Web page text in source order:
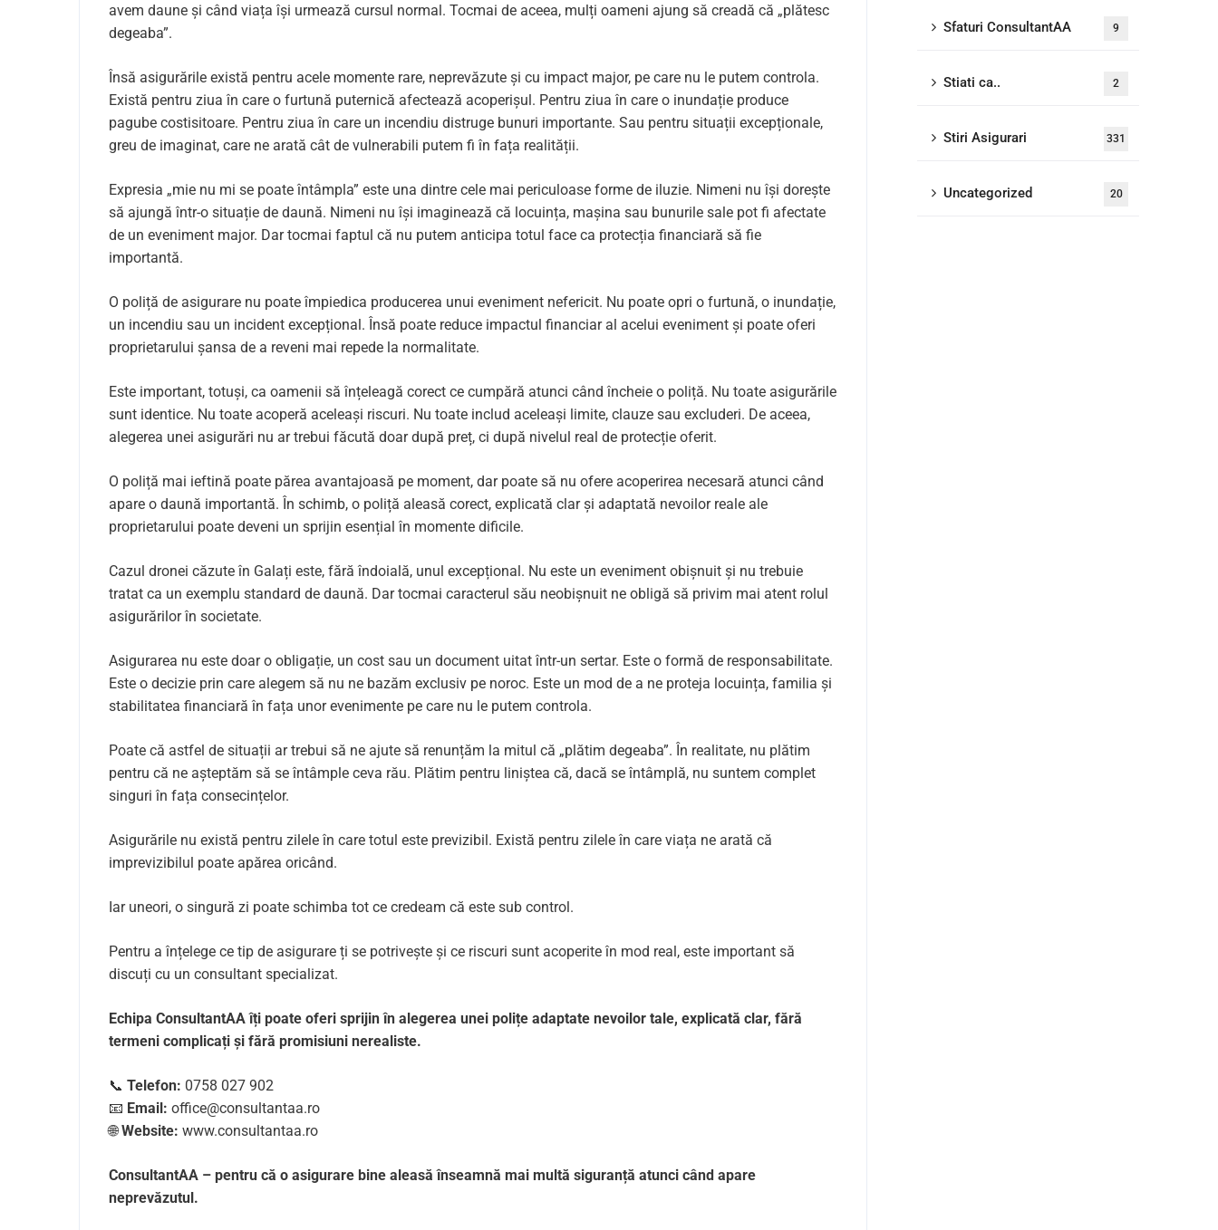
avem daune și când viața își urmează cursul normal. Tocmai de aceea, mulți oameni ajung să creadă că „plătesc
degeaba”.
Însă asigurările există pentru acele momente rare, neprevăzute și cu impact major, pe care nu le putem controla.
Există pentru ziua în care o furtună puternică afectează acoperișul. Pentru ziua în care o inundație produce
pagube costisitoare. Pentru ziua în care un incendiu distruge bunuri importante. Sau pentru situații excepționale,
greu de imaginat, care ne arată cât de vulnerabili putem fi în fața realității.
Expresia „mie nu mi se poate întâmpla” este una dintre cele mai periculoase forme de iluzie. Nimeni nu își dorește
să ajungă într-o situație de daună. Nimeni nu își imaginează că locuința, mașina sau bunurile sale pot fi afectate
de un eveniment major. Dar tocmai faptul că nu putem anticipa totul face ca protecția financiară să fie
importantă.
O poliță de asigurare nu poate împiedica producerea unui eveniment nefericit. Nu poate opri o furtună, o inundație,
un incendiu sau un incident excepțional. Însă poate reduce impactul financiar al acelui eveniment și poate oferi
proprietarului șansa de a reveni mai repede la normalitate.
Este important, totuși, ca oamenii să înțeleagă corect ce cumpără atunci când încheie o poliță. Nu toate asigurările
sunt identice. Nu toate acoperă aceleași riscuri. Nu toate includ aceleași limite, clauze sau excluderi. De aceea,
alegerea unei asigurări nu ar trebui făcută doar după preț, ci după nivelul real de protecție oferit.
O poliță mai ieftină poate părea avantajoasă pe moment, dar poate să nu ofere acoperirea necesară atunci când
apare o daună importantă. În schimb, o poliță aleasă corect, explicată clar și adaptată nevoilor reale ale
proprietarului poate deveni un sprijin esențial în momente dificile.
Cazul dronei căzute în Galați este, fără îndoială, unul excepțional. Nu este un eveniment obișnuit și nu trebuie
tratat ca un exemplu standard de daună. Dar tocmai caracterul său neobișnuit ne obligă să privim mai atent rolul
asigurărilor în societate.
Asigurarea nu este doar o obligație, un cost sau un document uitat într-un sertar. Este o formă de responsabilitate.
Este o decizie prin care alegem să nu ne bazăm exclusiv pe noroc. Este un mod de a ne proteja locuința, familia și
stabilitatea financiară în fața unor evenimente pe care nu le putem controla.
Poate că astfel de situații ar trebui să ne ajute să renunțăm la mitul că „plătim degeaba”. În realitate, nu plătim
pentru că ne așteptăm să se întâmple ceva rău. Plătim pentru liniștea că, dacă se întâmplă, nu suntem complet
singuri în fața consecințelor.
Asigurările nu există pentru zilele în care totul este previzibil. Există pentru zilele în care viața ne arată că
imprevizibilul poate apărea oricând.
Iar uneori, o singură zi poate schimba tot ce credeam că este sub control.
Pentru a înțelege ce tip de asigurare ți se potrivește și ce riscuri sunt acoperite în mod real, este important să
discuți cu un consultant specializat.
Echipa ConsultantAA îți poate oferi sprijin în alegerea unei polițe adaptate nevoilor tale, explicată clar, fără
termeni complicați și fără promisiuni nerealiste.
📞 Telefon: 0758 027 902
📧 Email: office@consultantaa.ro
🌐Website: www.consultantaa.ro
ConsultantAA – pentru că o asigurare bine aleasă înseamnă mai multă siguranță atunci când apare
neprevăzutul.
Sfaturi ConsultantAA 9
Stiati ca.. 2
Stiri Asigurari 331
Uncategorized 20